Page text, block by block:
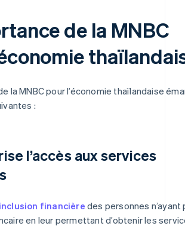
de la MNBC
la MNBC pour l’économie thaïlandaise
:
l’accès aux services
financière des personnes n’ayant
en leur permettant d’obtenir les